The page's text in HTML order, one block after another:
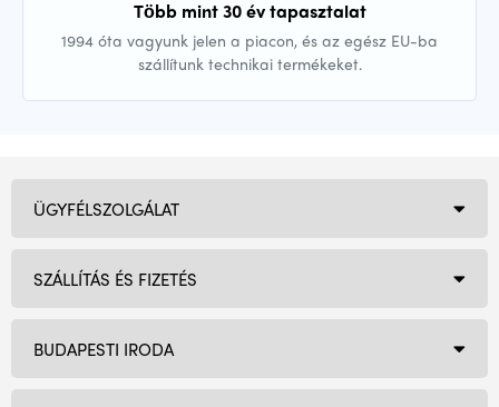
Több mint 30 év tapasztalat
1994 óta vagyunk jelen a piacon, és az egész EU-ba
szállítunk technikai termékeket.
BUDAPESTI IRODA
ÜGYFÉLSZOLGÁLAT
SZÁLLÍTÁS ÉS FIZETÉS